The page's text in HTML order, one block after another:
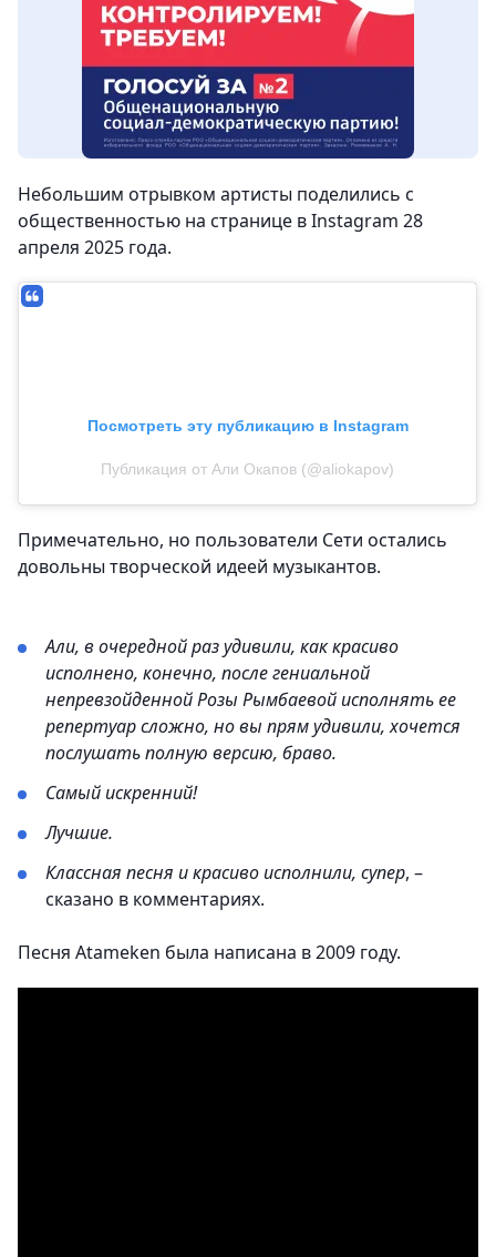
Небольшим отрывком артисты поделились с
общественностью на странице в Instagram 28
апреля 2025 года.
Посмотреть эту публикацию в Instagram
Публикация от Али Окапов (@aliokapov)
Примечательно, но пользователи Сети остались
довольны творческой идеей музыкантов.
Али, в очередной раз удивили, как красиво
исполнено, конечно, после гениальной
непревзойденной Розы Рымбаевой исполнять ее
репертуар сложно, но вы прям удивили, хочется
послушать полную версию, браво.
Самый искренний!
Лучшие.
Классная песня и красиво исполнили, супер, –
сказано в комментариях.
Песня Atameken была написана в 2009 году.